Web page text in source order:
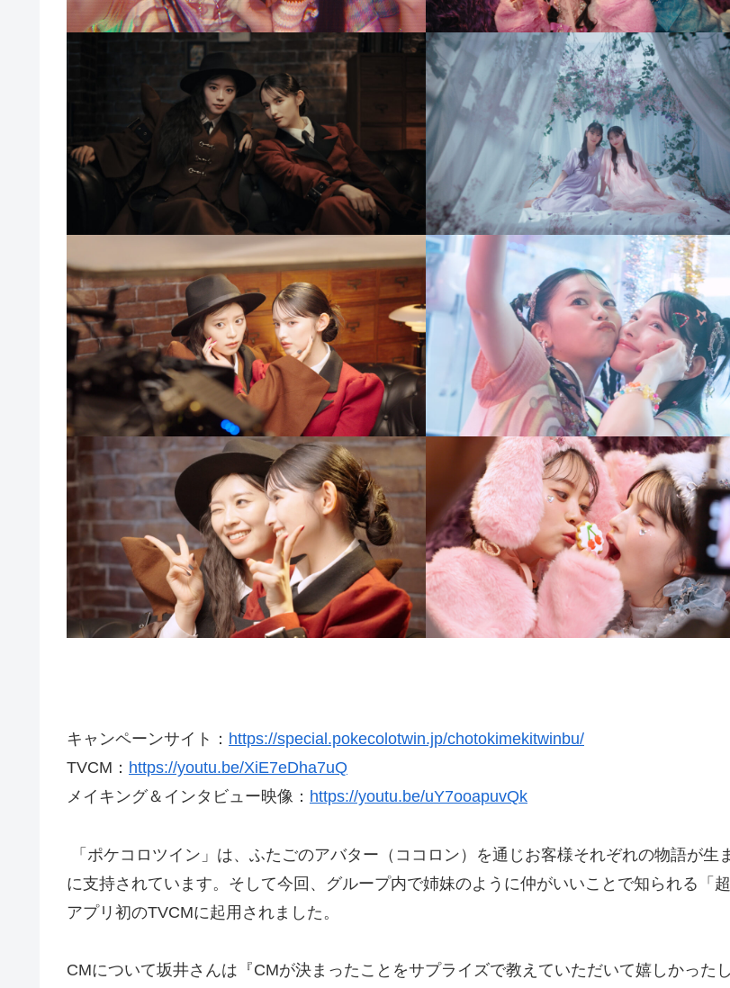
キャンペーンサイト： https://special.pokecolotwin.jp/chotokimekitwinbu/
TVCM： https://youtu.be/XiE7eDha7uQ
メイキング＆インタビュー映像： https://youtu.be/uY7ooapuvQk
「ポケコロツイン」は、ふたごのアバター（ココロン）を通じお客様それぞれの物語が
に支持されています。そして今回、グループ内で姉妹のように仲がいいことで知られる
アプリ初のTVCMに起用されました。
CMについて坂井さんは『CMが決まったことをサプライズで教えていただいて嬉しかった